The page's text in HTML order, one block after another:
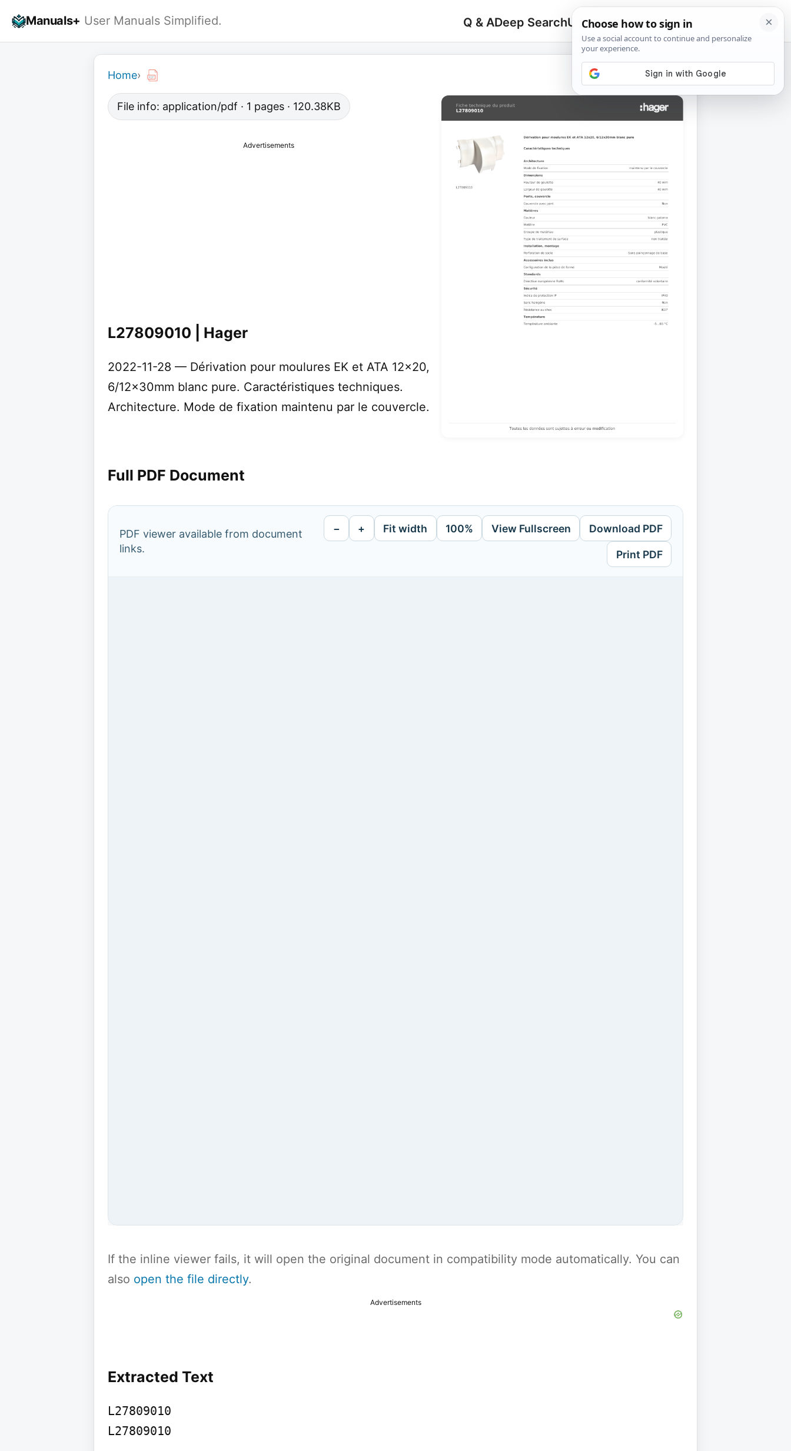
Manuals+ User Manuals Simplified. Q & ADeep SearchUpload
Search
for:
🔍
Home›
File info: application/pdf · 1 pages · 120.38KB
Advertisements
L27809010 | Hager
2022-11-28 — Dérivation pour moulures EK et ATA 12x20,
6/12x30mm blanc pure. Caractéristiques techniques.
Architecture. Mode de fixation maintenu par le couvercle.
Full PDF Document
PDF viewer available from document
links.
− + Fit width 100% View Fullscreen Download PDF
Print PDF
If the inline viewer fails, it will open the original document in compatibility mode automatically. You can
also open the file directly.
Advertisements
Extracted Text
L27809010
L27809010